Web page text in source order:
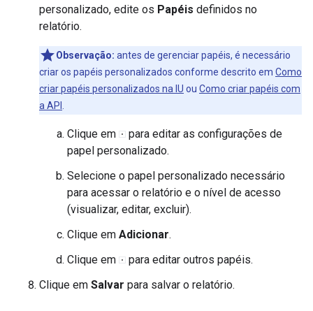
personalizado, edite os Papéis definidos no
relatório.
Observação: antes de gerenciar papéis, é necessário
criar os papéis personalizados conforme descrito em Como
criar papéis personalizados na IU ou Como criar papéis com
a API
Clique em
para editar as configurações de
papel personalizado.
Selecione o papel personalizado necessário
para acessar o relatório e o nível de acesso
(visualizar, editar, excluir).
Clique em Adicionar.
Clique em
para editar outros papéis.
Clique em Salvar para salvar o relatório.